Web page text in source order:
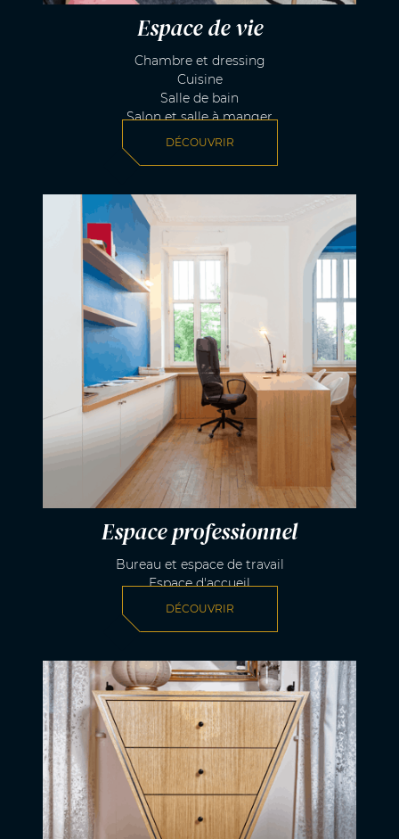
Espace de vie
Chambre et dressing
Cuisine
Salle de bain
Salon et salle à manger
DÉCOUVRIR
Espace professionnel
Bureau et espace de travail
Espace d'accueil
DÉCOUVRIR